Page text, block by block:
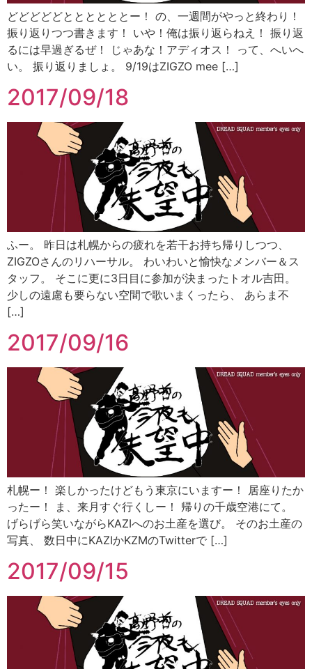
どどどどどととととととー！ の、一週間がやっと終わり！
振り返りつつ書きます！ いや！俺は振り返らねえ！ 振り返
るには早過ぎるぜ！ じゃあな！アディオス！ って、へいへ
い。 振り返りましょ。 9/19はZIGZO mee […]
2017/09/18
ふー。 昨日は札幌からの疲れを若干お持ち帰りしつつ、
ZIGZOさんのリハーサル。 わいわいと愉快なメンバー＆ス
タッフ。 そこに更に3日目に参加が決まったトオル吉田。
少しの遠慮も要らない空間で歌いまくったら、 あらま不
[…]
2017/09/16
札幌ー！ 楽しかったけどもう東京にいますー！ 居座りたか
ったー！ ま、来月すぐ行くしー！ 帰りの千歳空港にて。
げらげら笑いながらKAZIへのお土産を選び。 そのお土産の
写真、 数日中にKAZIかKZMのTwitterで […]
2017/09/15